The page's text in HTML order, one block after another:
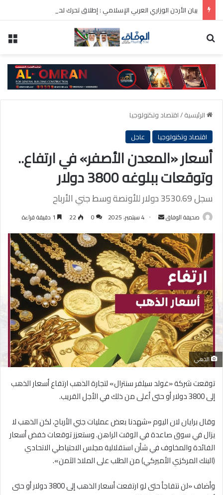
الرئيسية/اقتصاد وتكنولوجيا
اقتصاد وتكنولوجيا
عاجل
أسعار «المعدن الأصفر» في ارتفاع..
وتوقعات ببلوغه 3800 دولار
سجل 3530.69 دولار للأونصة وسط جني الأرباح
صحيفة الوفاق
أرسل
إلكترونيا
4 سبتمبر، 2025 0
22
الذهي
توقعت شركة «غولد سيلفر سنترال» لتجارة الذهب ارتفاع أسعار الذهب
إلى 3800 دولار أو حتى أعلى من ذلك في الأجل القريب.
وقال برايان لان اليوم «شهدنا بعض عمليات جني الأرباح، لكن الذهب لا
يزال في سوق صاعدة في الوقت الراهن. وستعزز توقعات خفض أسعار
الفائدة والمخاوف في شأن استقلالية مجلس الاحتياطي الاتحادي
(البنك المركزي الأميركي) من الطلب على الملاذ الآمن».
وأضاف «لن نتفاجأ حتى لو ارتفعت أسعار الذهب إلى 3800 دولار أو حتى